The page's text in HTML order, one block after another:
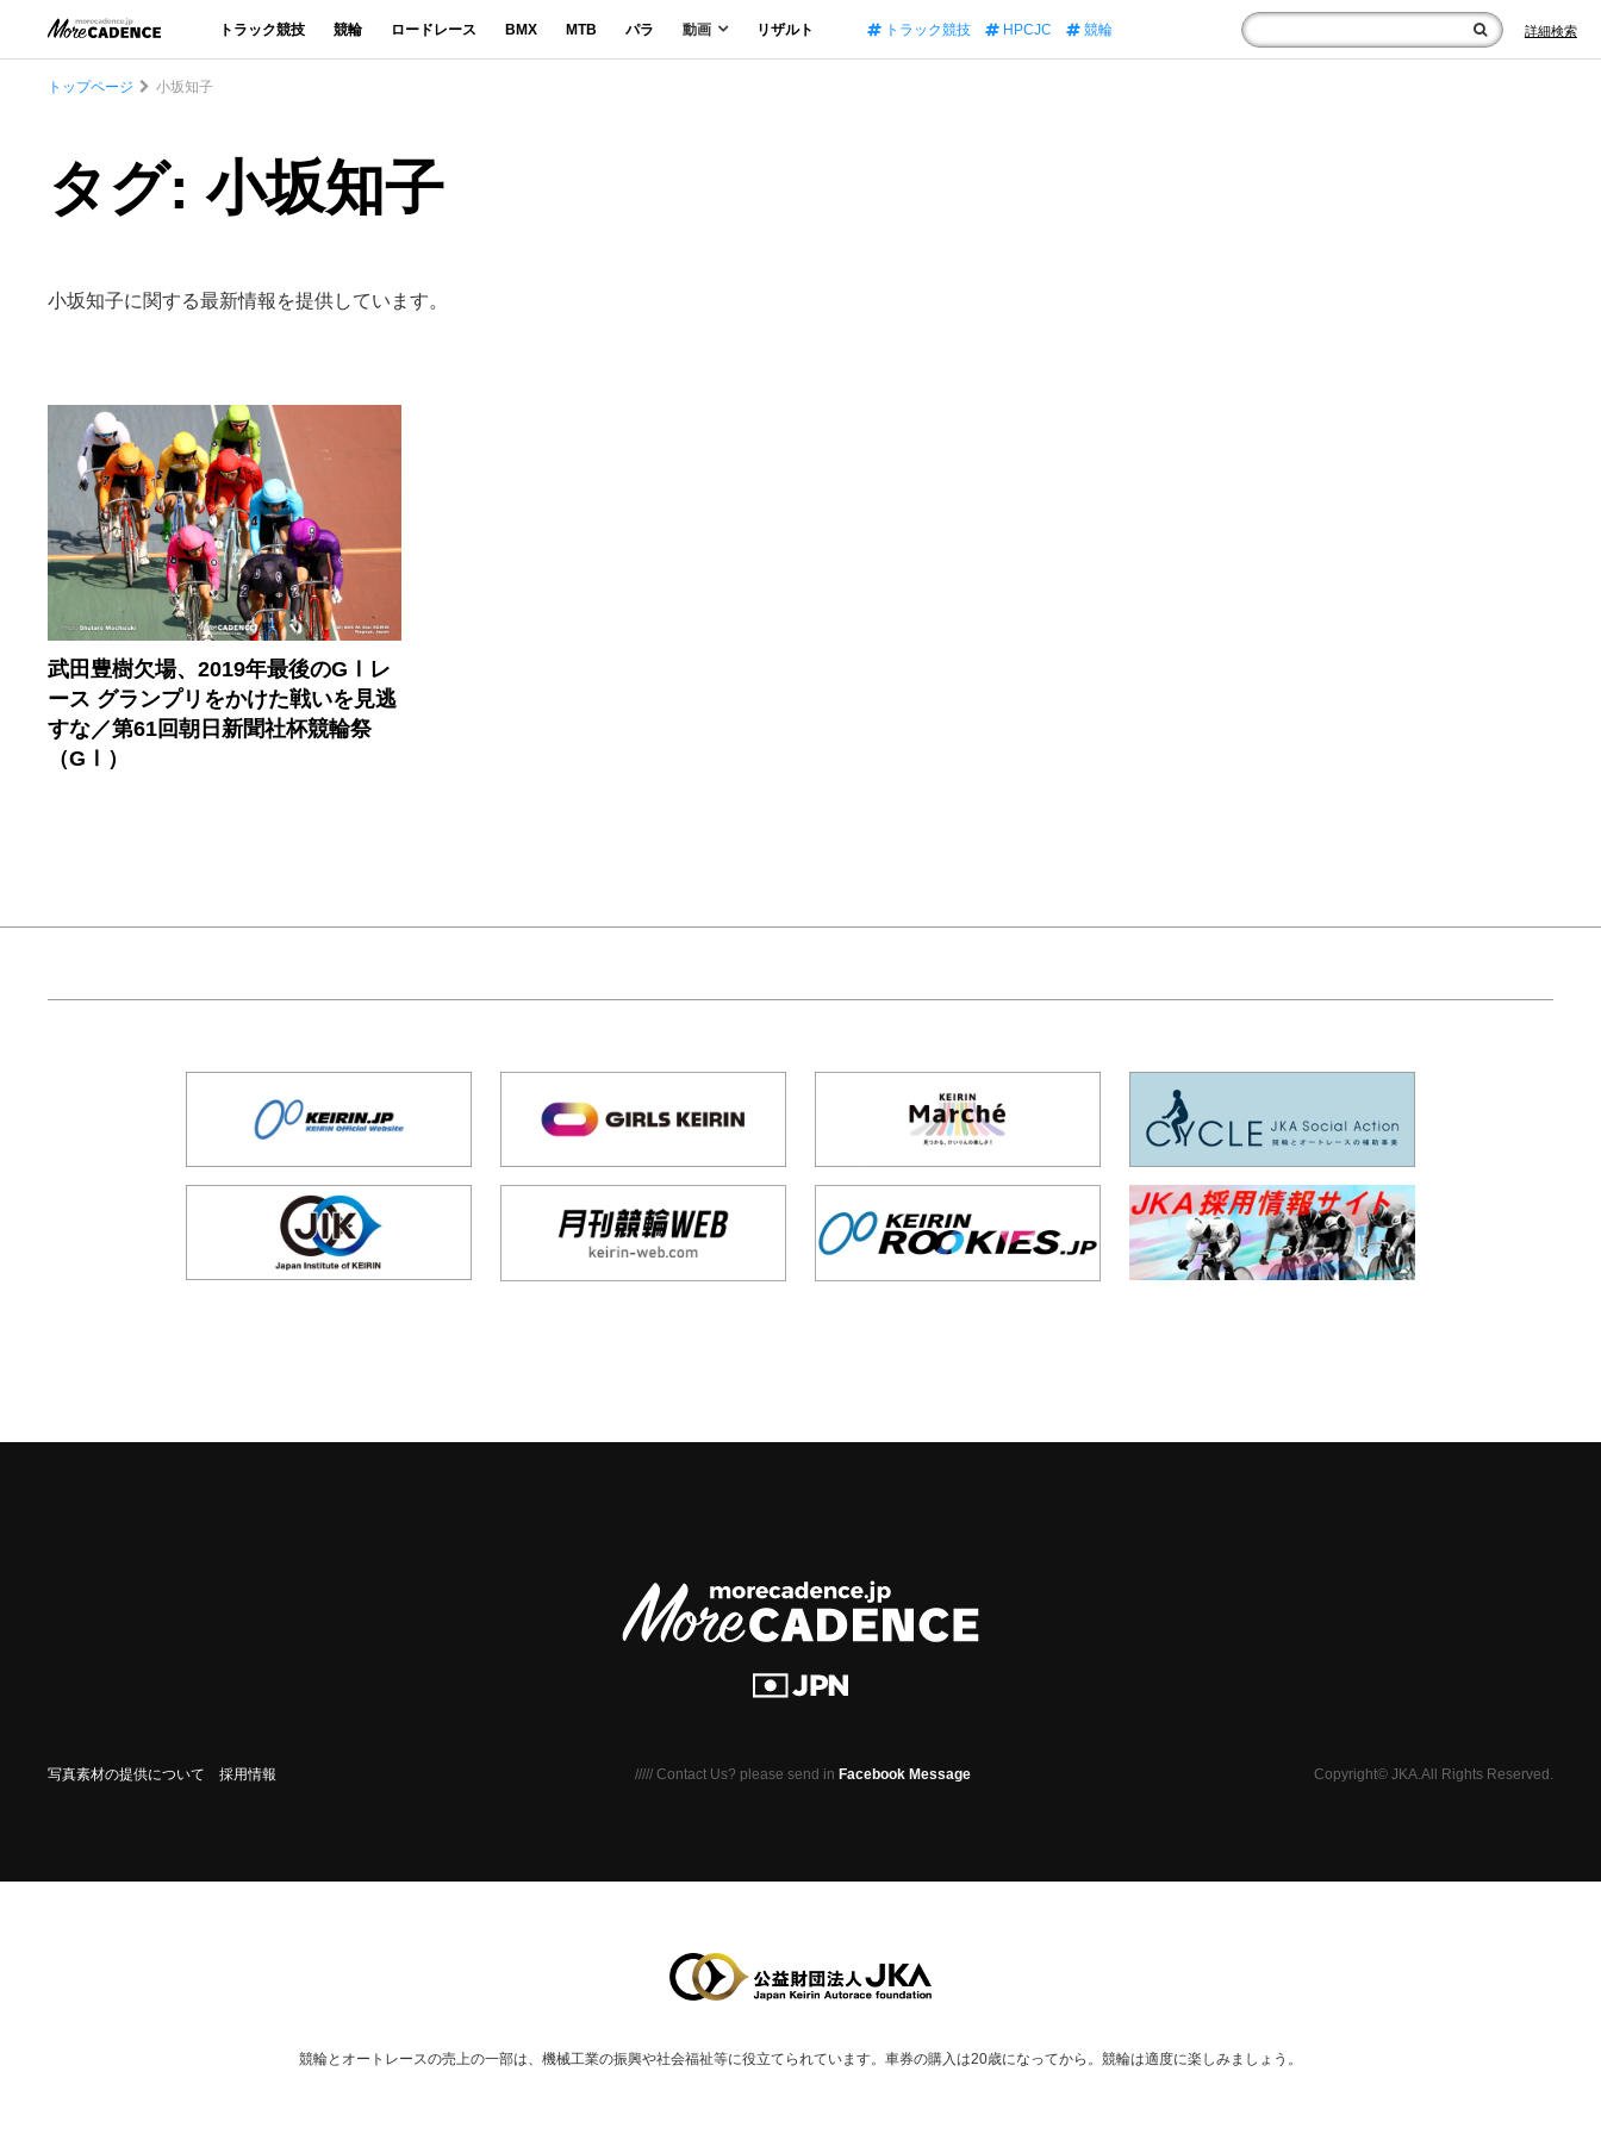
トラック競技 競輪 ロードレース BMX MTB パラ 動画 リザルト トラック競技 HPCJC 競輪 詳細検索
トップページ 小坂知子
タグ: 小坂知子
小坂知子に関する最新情報を提供しています。
武田豊樹欠場、2019年最後のGⅠレ
ース グランプリをかけた戦いを見逃
すな／第61回朝日新聞社杯競輪祭
（GⅠ）
写真素材の提供について 採用情報 ///// Contact Us? please send in Facebook Message Copyright© JKA.All Rights Reserved.
競輪とオートレースの売上の一部は、 機械⼯業の振興や社会福祉等に役⽴てられています。 車券の購入は20歳になってから。競輪は適度に楽しみましょう。